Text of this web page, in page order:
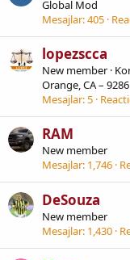
Global Mod
Mesajlar 405
lopezscca
New member ·
Orange, CA – 9286
Mesajlar 5
RAM
New member
Mesajlar 1,746
DeSouza
New member
Mesajlar 1,430